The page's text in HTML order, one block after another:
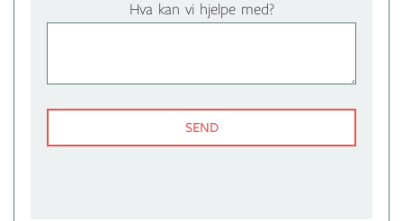
Hva kan vi hjelpe med?
SEND